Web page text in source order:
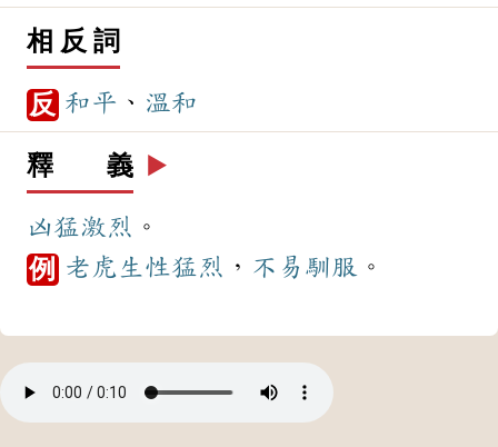
相 反 詞
反 和平 、 溫和
釋 義 ▶️
凶猛激烈 。
例 老虎 生性猛烈 ， 不易 馴服 。